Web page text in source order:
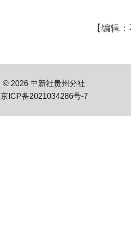
【编辑
© 2026 中新社贵州分社
京ICP备2021034286号-7